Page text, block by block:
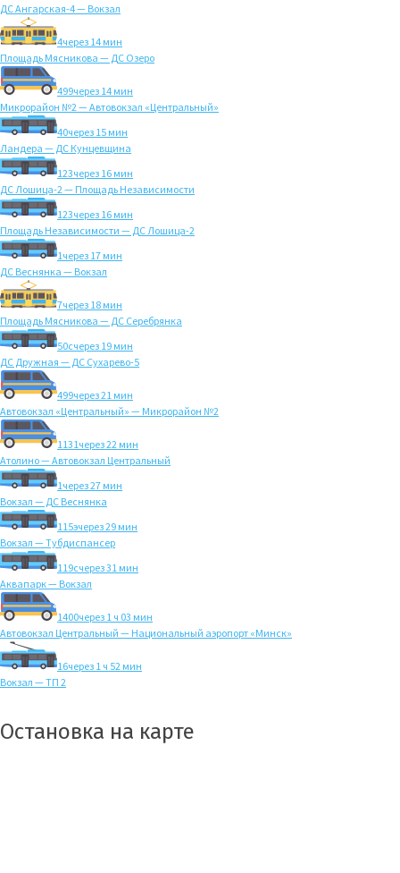
ДС Ангарская-4 — Вокзал
4через 14 мин
Площадь Мясникова — ДС Озеро
499через 14 мин
Микрорайон №2 — Автовокзал «Центральный»
40через 15 мин
Ландера — ДС Кунцевщина
123через 16 мин
ДС Лошица-2 — Площадь Независимости
123через 16 мин
Площадь Независимости — ДС Лошица-2
1через 17 мин
ДС Веснянка — Вокзал
7через 18 мин
Площадь Мясникова — ДС Серебрянка
50счерез 19 мин
ДС Дружная — ДС Сухарево-5
499через 21 мин
Автовокзал «Центральный» — Микрорайон №2
1131через 22 мин
Атолино — Автовокзал Центральный
1через 27 мин
Вокзал — ДС Веснянка
115эчерез 29 мин
Вокзал — Тубдиспансер
119счерез 31 мин
Аквапарк — Вокзал
1400через 1 ч 03 мин
Автовокзал Центральный — Национальный аэропорт «Минск»
16через 1 ч 52 мин
Вокзал — ТП 2
Остановка на карте